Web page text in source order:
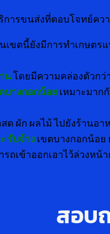
การขนส่งที่ตอบโจทย์คว
เขตนี้ยังมีการทำเกษตร
นโดยมีความคล่องตัวกว่
บางกอกน้อย เหมาะมาก
ด ผัก ผลไม้ ไปยังร้านอ
รับจ้าง เขตบางกอกน้อย
ถเข้าออกเอาไว้ล่วงหน้
สอบ